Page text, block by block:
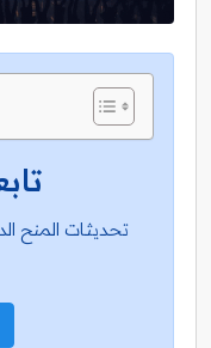
تحديثات المنح